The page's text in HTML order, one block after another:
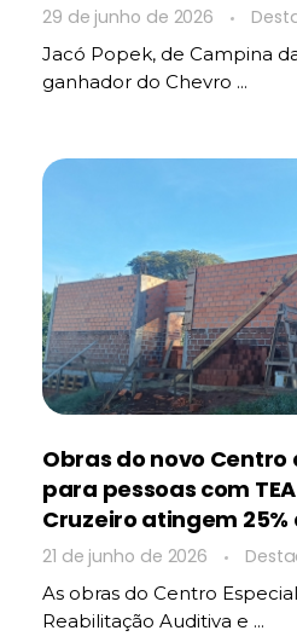
29 de junho de 2026
Jacó Popek, de Campina
ganhador do Chevro ...
Obras do novo
para pessoas com
Cruzeiro atingem
21 de junho de 2026
As obras do Centro
Reabilitação Auditiva e ...